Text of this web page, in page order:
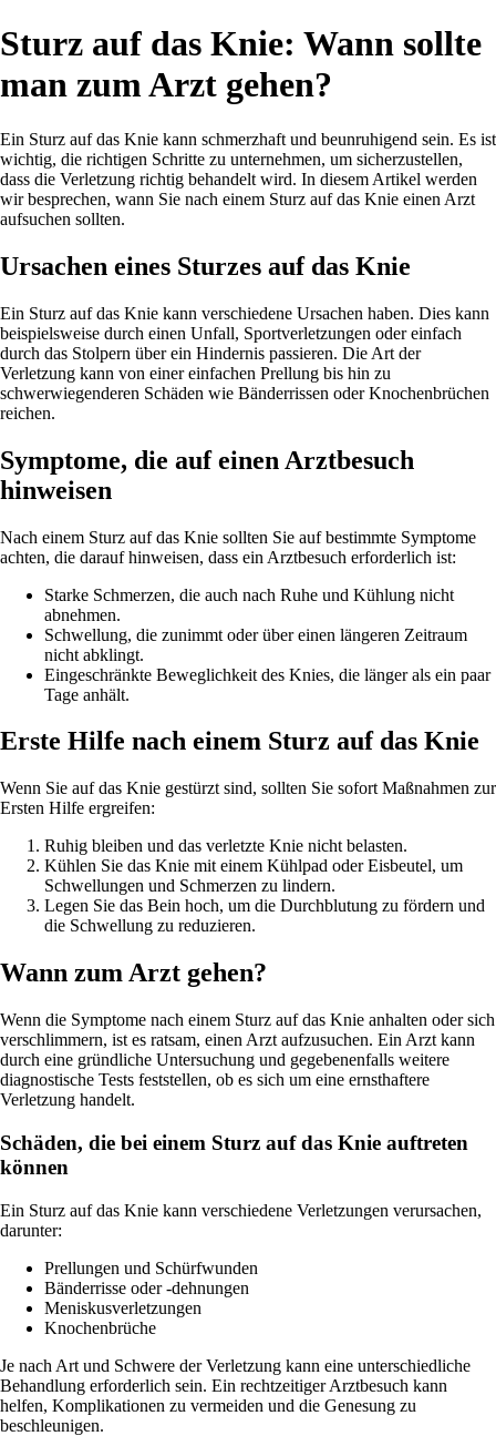
Sturz auf das Knie: Wann sollte
man zum Arzt gehen?
Ein Sturz auf das Knie kann schmerzhaft und beunruhigend sein. Es ist
wichtig, die richtigen Schritte zu unternehmen, um sicherzustellen,
dass die Verletzung richtig behandelt wird. In diesem Artikel werden
wir besprechen, wann Sie nach einem Sturz auf das Knie einen Arzt
aufsuchen sollten.
Ursachen eines Sturzes auf das Knie
Ein Sturz auf das Knie kann verschiedene Ursachen haben. Dies kann
beispielsweise durch einen Unfall, Sportverletzungen oder einfach
durch das Stolpern über ein Hindernis passieren. Die Art der
Verletzung kann von einer einfachen Prellung bis hin zu
schwerwiegenderen Schäden wie Bänderrissen oder Knochenbrüchen
reichen.
Symptome, die auf einen Arztbesuch
hinweisen
Nach einem Sturz auf das Knie sollten Sie auf bestimmte Symptome
achten, die darauf hinweisen, dass ein Arztbesuch erforderlich ist:
Starke Schmerzen, die auch nach Ruhe und Kühlung nicht
abnehmen.
Schwellung, die zunimmt oder über einen längeren Zeitraum
nicht abklingt.
Eingeschränkte Beweglichkeit des Knies, die länger als ein paar
Tage anhält.
Erste Hilfe nach einem Sturz auf das Knie
Wenn Sie auf das Knie gestürzt sind, sollten Sie sofort Maßnahmen zur
Ersten Hilfe ergreifen:
Ruhig bleiben und das verletzte Knie nicht belasten.
Kühlen Sie das Knie mit einem Kühlpad oder Eisbeutel, um
Schwellungen und Schmerzen zu lindern.
Legen Sie das Bein hoch, um die Durchblutung zu fördern und
die Schwellung zu reduzieren.
Wann zum Arzt gehen?
Wenn die Symptome nach einem Sturz auf das Knie anhalten oder sich
verschlimmern, ist es ratsam, einen Arzt aufzusuchen. Ein Arzt kann
durch eine gründliche Untersuchung und gegebenenfalls weitere
diagnostische Tests feststellen, ob es sich um eine ernsthaftere
Verletzung handelt.
Schäden, die bei einem Sturz auf das Knie auftreten
können
Ein Sturz auf das Knie kann verschiedene Verletzungen verursachen,
darunter:
Prellungen und Schürfwunden
Bänderrisse oder -dehnungen
Meniskusverletzungen
Knochenbrüche
Je nach Art und Schwere der Verletzung kann eine unterschiedliche
Behandlung erforderlich sein. Ein rechtzeitiger Arztbesuch kann
helfen, Komplikationen zu vermeiden und die Genesung zu
beschleunigen.